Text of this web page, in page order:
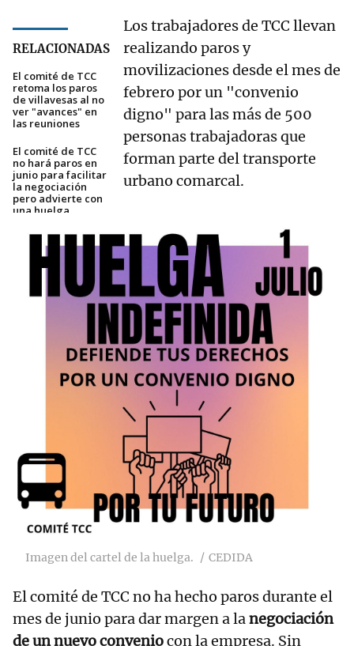
RELACIONADAS
El comité de TCC
retoma los paros
de villavesas al no
ver "avances" en
las reuniones
El comité de TCC
no hará paros en
junio para facilitar
la negociación
pero advierte con
una huelga
Los trabajadores de TCC llevan
realizando paros y
movilizaciones desde el mes de
febrero por un "convenio
digno" para las más de 500
personas trabajadoras que
forman parte del transporte
urbano comarcal.
Imagen del cartel de la huelga. CEDIDA
El comité de TCC no ha hecho paros durante el
mes de junio para dar margen a lanegociación
de un nuevo conveniocon la empresa. Sin